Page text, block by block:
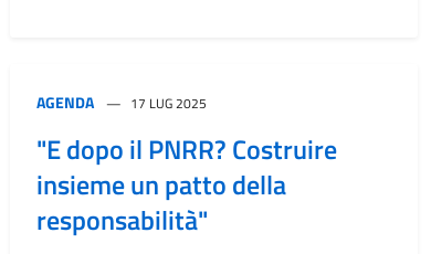
AGENDA 17 LUG 2025
"E dopo il PNRR? Costruire
insieme un patto della
responsabilità"